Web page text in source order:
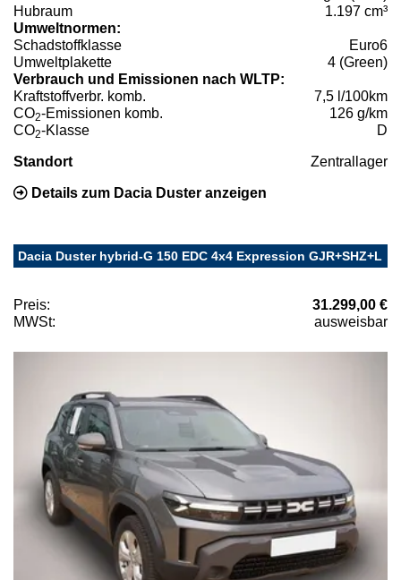
Hubraum
1.197 cm³
Umweltnormen:
Schadstoffklasse
Euro6
Umweltplakette
4 (Green)
Verbrauch und Emissionen nach WLTP:
Kraftstoffverbr. komb.
7,5 l/100km
CO2-Emissionen komb.
126 g/km
CO2-Klasse D
Standort Zentrallager
Details zum Dacia Duster anzeigen
Dacia Duster hybrid-G 150 EDC 4x4 Expression GJR+SHZ+L
Preis:
31.299,00 €
MWSt:
ausweisbar